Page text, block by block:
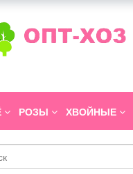
РОЗЫ ХВОЙНЫЕ